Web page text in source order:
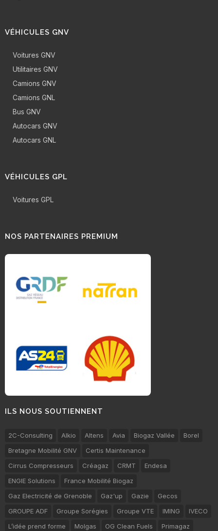
VÉHICULES GNV
Voitures GNV
Utilitaires GNV
Camions GNV
Camions GNL
Bus GNV
Autocars GNV
Autocars GNL
VÉHICULES GPL
Voitures GPL
NOS PARTENAIRES PREMIUM
ILS NOUS SOUTIENNENT
2C-Consulting Alkio Altens Avia Biogaz Vallée
Borel
Bretagne Mobilité GNV
Certis Maintenance
Cirrus Compresseurs
Créagaz CRMT
Endesa
ENGIE Solutions
France Mobilité Biogaz
Gaz Electricité de Grenoble
Gaz'up Gazie
Gecos
GROUPE ADF
Groupe Sorégies Groupe VTE IMING
IVECO
L’idée prend forme
Molgas OG Clean Fuels Primagaz